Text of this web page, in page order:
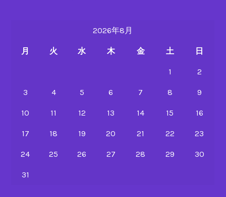
2026年8月
月 火 水 木 金 土 日
1 2
3 4 5 6 7 8 9
10 11 12 13 14 15 16
17 18 19 20 21 22 23
24 25 26 27 28 29 30
31